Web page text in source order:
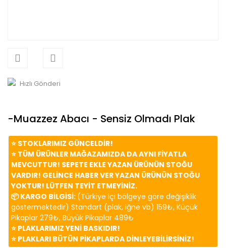
Hızlı Gönderi
-Muazzez Abacı - Sensiz Olmadı Plak
⭐️ STOKLARIMIZ GÜNCELDİR!
⭐️ TÜM ÜRÜNLER MAĞAZAMIZDA DA AYNI FİYATLA
MEVCUTTUR! SEPETE EKLE YAZAN ÜRÜNÜN STOĞU
VARDIR! GELİNCE HABER VER YAZAN ÜRÜNÜN STOĞU
YOKTUR! LÜTFEN TEYİT ETMEYİNİZ.
📦 KARGO BİLGİSİ: (Türkiye içi bölgeye göre değişiklik
göstermektedir) Standart (plak, iğne vb) 159₺, Küçük
Pikaplar 279₺, Büyük Pikaplar 489₺
⭐️ PLAKLARIMIZ YENİ BASKIDIR!
⭐️ PLAKLARI BÜTÜN PİKAPLARDA DİNLEYEBİLİRSİNİZ!